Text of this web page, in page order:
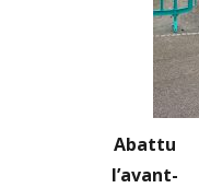
Abattu
l’avant-